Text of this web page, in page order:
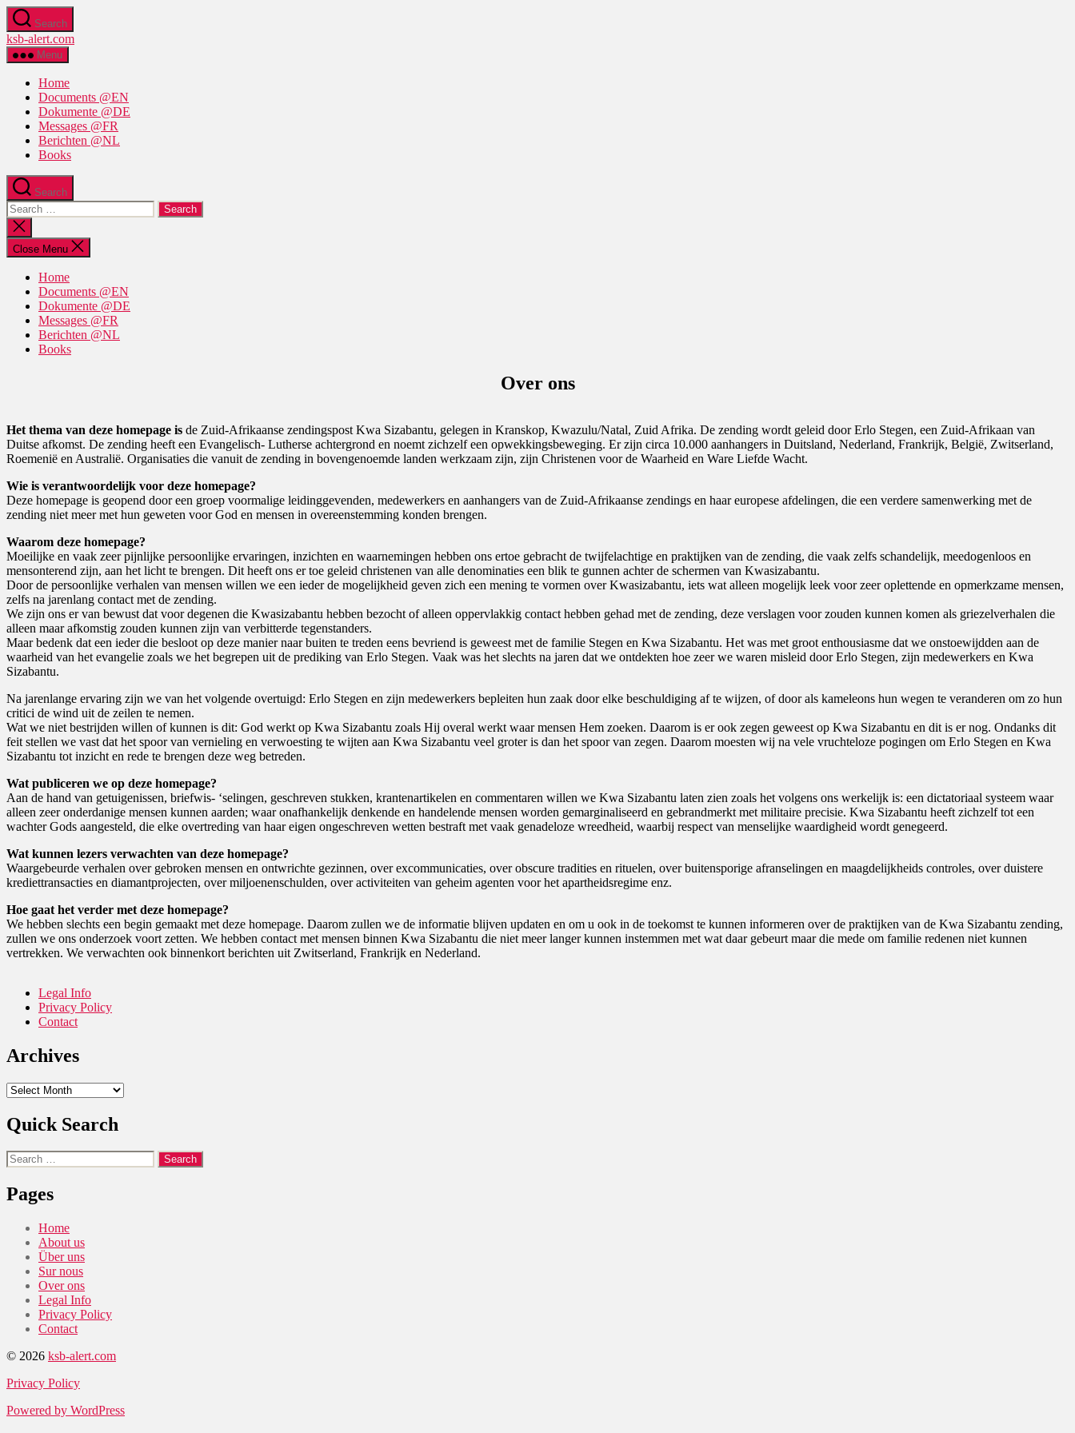
Skip
to
the
content
Search
ksb-alert.com
Menu
Home
Documents @EN
Dokumente @DE
Messages @FR
Berichten @NL
Books
Search
Search
for:
Close
search
Close Menu
Home
Documents @EN
Dokumente @DE
Messages @FR
Berichten @NL
Books
Over ons
Het thema van deze homepage is de Zuid-Afrikaanse zendingspost Kwa Sizabantu, gelegen in Kranskop, Kwazulu/Natal, Zuid Afrika. De zending wordt geleid door Erlo Stegen, een Zuid-Afrikaan van
Duitse afkomst. De zending heeft een Evangelisch- Lutherse achtergrond en noemt zichzelf een opwekkingsbeweging. Er zijn circa 10.000 aanhangers in Duitsland, Nederland, Frankrijk, België, Zwitserland,
Roemenië en Australië. Organisaties die vanuit de zending in bovengenoemde landen werkzaam zijn, zijn Christenen voor de Waarheid en Ware Liefde Wacht.
Wie is verantwoordelijk voor deze homepage?
Deze homepage is geopend door een groep voormalige leidinggevenden, medewerkers en aanhangers van de Zuid-Afrikaanse zendings en haar europese afdelingen, die een verdere samenwerking met de
zending niet meer met hun geweten voor God en mensen in overeenstemming konden brengen.
Waarom deze homepage?
Moeilijke en vaak zeer pijnlijke persoonlijke ervaringen, inzichten en waarnemingen hebben ons ertoe gebracht de twijfelachtige en praktijken van de zending, die vaak zelfs schandelijk, meedogenloos en
mensonterend zijn, aan het licht te brengen. Dit heeft ons er toe geleid christenen van alle denominaties een blik te gunnen achter de schermen van Kwasizabantu.
Door de persoonlijke verhalen van mensen willen we een ieder de mogelijkheid geven zich een mening te vormen over Kwasizabantu, iets wat alleen mogelijk leek voor zeer oplettende en opmerkzame mensen,
zelfs na jarenlang contact met de zending.
We zijn ons er van bewust dat voor degenen die Kwasizabantu hebben bezocht of alleen oppervlakkig contact hebben gehad met de zending, deze verslagen voor zouden kunnen komen als griezelverhalen die
alleen maar afkomstig zouden kunnen zijn van verbitterde tegenstanders.
Maar bedenk dat een ieder die besloot op deze manier naar buiten te treden eens bevriend is geweest met de familie Stegen en Kwa Sizabantu. Het was met groot enthousiasme dat we onstoewijdden aan de
waarheid van het evangelie zoals we het begrepen uit de prediking van Erlo Stegen. Vaak was het slechts na jaren dat we ontdekten hoe zeer we waren misleid door Erlo Stegen, zijn medewerkers en Kwa
Sizabantu.
Na jarenlange ervaring zijn we van het volgende overtuigd: Erlo Stegen en zijn medewerkers bepleiten hun zaak door elke beschuldiging af te wijzen, of door als kameleons hun wegen te veranderen om zo hun
critici de wind uit de zeilen te nemen.
Wat we niet bestrijden willen of kunnen is dit: God werkt op Kwa Sizabantu zoals Hij overal werkt waar mensen Hem zoeken. Daarom is er ook zegen geweest op Kwa Sizabantu en dit is er nog. Ondanks dit
feit stellen we vast dat het spoor van vernieling en verwoesting te wijten aan Kwa Sizabantu veel groter is dan het spoor van zegen. Daarom moesten wij na vele vruchteloze pogingen om Erlo Stegen en Kwa
Sizabantu tot inzicht en rede te brengen deze weg betreden.
Wat publiceren we op deze homepage?
Aan de hand van getuigenissen, briefwis- ‘selingen, geschreven stukken, krantenartikelen en commentaren willen we Kwa Sizabantu laten zien zoals het volgens ons werkelijk is: een dictatoriaal systeem waar
alleen zeer onderdanige mensen kunnen aarden; waar onafhankelijk denkende en handelende mensen worden gemarginaliseerd en gebrandmerkt met militaire precisie. Kwa Sizabantu heeft zichzelf tot een
wachter Gods aangesteld, die elke overtreding van haar eigen ongeschreven wetten bestraft met vaak genadeloze wreedheid, waarbij respect van menselijke waardigheid wordt genegeerd.
Wat kunnen lezers verwachten van deze homepage?
Waargebeurde verhalen over gebroken mensen en ontwrichte gezinnen, over excommunicaties, over obscure tradities en rituelen, over buitensporige afranselingen en maagdelijkheids controles, over duistere
krediettransacties en diamantprojecten, over miljoenenschulden, over activiteiten van geheim agenten voor het apartheidsregime enz.
Hoe gaat het verder met deze homepage?
We hebben slechts een begin gemaakt met deze homepage. Daarom zullen we de informatie blijven updaten en om u ook in de toekomst te kunnen informeren over de praktijken van de Kwa Sizabantu zending,
zullen we ons onderzoek voort zetten. We hebben contact met mensen binnen Kwa Sizabantu die niet meer langer kunnen instemmen met wat daar gebeurt maar die mede om familie redenen niet kunnen
vertrekken. We verwachten ook binnenkort berichten uit Zwitserland, Frankrijk en Nederland.
Legal Info
Privacy Policy
Contact
Archives
Archives
Quick Search
Search
for:
Pages
Home
About us
Über uns
Sur nous
Over ons
Legal Info
Privacy Policy
Contact
© 2026 ksb-alert.com
Privacy Policy
Powered by WordPress